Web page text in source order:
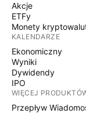
Akcje
ETFy
Monety
KALENDARZE
Ekonomiczny
Wyniki
Dywidendy
IPO
WIĘCEJ
Przepływ